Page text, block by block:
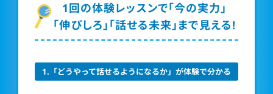
1回の体験レッスンで「今の実力」
「伸びしろ」「話せる未来」まで見える!
1.「どうやって話せるようになるか」が体験で分かる